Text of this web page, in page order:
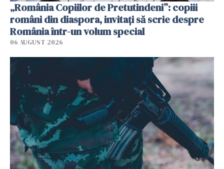
„România Copiilor de Pretutindeni”: copiii
români din diaspora, invitați să scrie despre
România într-un volum special
06 AUGUST 2026